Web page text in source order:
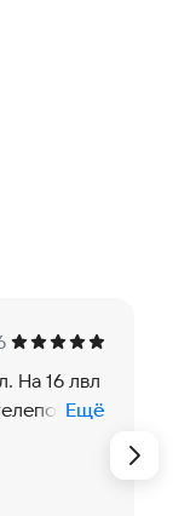
На 16 лвл
я
даже
Ещё